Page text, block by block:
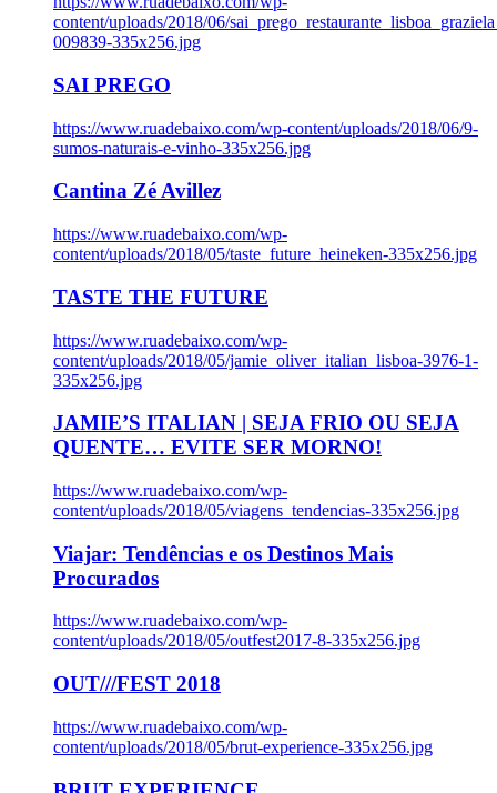
content/uploads/2018/06/
009839-335x256.jpg
SAI PREGO
https://www.ruadebaixo.com/wp-content/uploads/2018/06/9-
sumos-naturais-e-vinho-335x256.jpg
Cantina Zé Avillez
https://www.ruadebaixo.com/wp-
content/uploads/2018/05/taste_future_heineken-335x256.jpg
TASTE THE FUTURE
https://www.ruadebaixo.com/wp-
content/uploads/2018/05/jamie_oliver_italian_lisboa-3976-1-
335x256.jpg
JAMIE’S ITALIAN | SEJA FRIO OU SEJA
QUENTE… EVITE SER MORNO!
https://www.ruadebaixo.com/wp-
content/uploads/2018/05/viagens_tendencias-335x256.jpg
Viajar: Tendências e os Destinos Mais
Procurados
https://www.ruadebaixo.com/wp-
content/uploads/2018/05/outfest2017-8-335x256.jpg
OUT///FEST 2018
https://www.ruadebaixo.com/wp-
content/uploads/2018/05/brut-experience-335x256.jpg